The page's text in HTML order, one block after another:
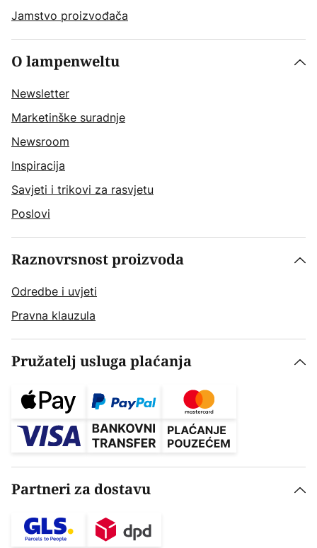
Jamstvo proizvođača
O lampenweltu
Newsletter
Marketinške suradnje
Newsroom
Inspiracija
Savjeti i trikovi za rasvjetu
Poslovi
Raznovrsnost proizvoda
Odredbe i uvjeti
Pravna klauzula
Pružatelj usluga plaćanja
Partneri za dostavu